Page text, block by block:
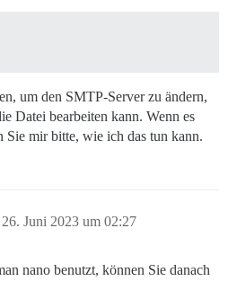
um den SMTP-Server zu ändern,
Datei bearbeiten kann. Wenn es
Sie mir bitte, wie ich das tun kann.
26. Juni 2023 um 02:27
nano benutzt, können Sie danach